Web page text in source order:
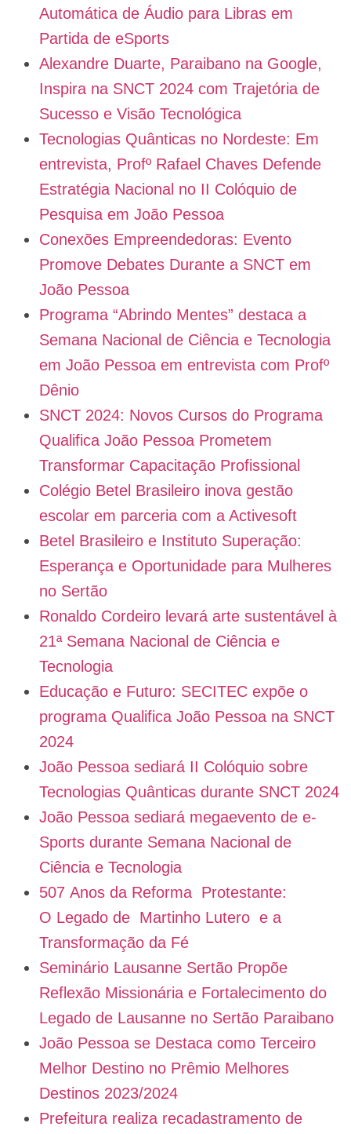
Automática de Áudio para Libras em
Partida de eSports
Alexandre Duarte, Paraibano na Google,
Inspira na SNCT 2024 com Trajetória de
Sucesso e Visão Tecnológica
Tecnologias Quânticas no Nordeste: Em
entrevista, Profº Rafael Chaves Defende
Estratégia Nacional no II Colóquio de
Pesquisa em João Pessoa
Conexões Empreendedoras: Evento
Promove Debates Durante a SNCT em
João Pessoa
Programa “Abrindo Mentes” destaca a
Semana Nacional de Ciência e Tecnologia
em João Pessoa em entrevista com Profº
Dênio
SNCT 2024: Novos Cursos do Programa
Qualifica João Pessoa Prometem
Transformar Capacitação Profissional
Colégio Betel Brasileiro inova gestão
escolar em parceria com a Activesoft
Betel Brasileiro e Instituto Superação:
Esperança e Oportunidade para Mulheres
no Sertão
Ronaldo Cordeiro levará arte sustentável à
21ª Semana Nacional de Ciência e
Tecnologia
Educação e Futuro: SECITEC expõe o
programa Qualifica João Pessoa na SNCT
2024
João Pessoa sediará II Colóquio sobre
Tecnologias Quânticas durante SNCT 2024
João Pessoa sediará megaevento de e-
Sports durante Semana Nacional de
Ciência e Tecnologia
507 Anos da Reforma Protestante:
O Legado de Martinho Lutero e a
Transformação da Fé
Seminário Lausanne Sertão Propõe
Reflexão Missionária e Fortalecimento do
Legado de Lausanne no Sertão Paraibano
João Pessoa se Destaca como Terceiro
Melhor Destino no Prêmio Melhores
Destinos 2023/2024
Prefeitura realiza recadastramento de